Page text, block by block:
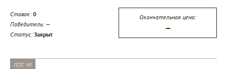
Ставок:0
Победитель: —
Статус:Закрыт
Окончательная цена:
—
ЛОТ №